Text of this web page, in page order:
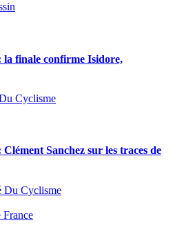
la finale confirme Isidore,
Cyclisme
Sanchez sur les traces de
Du Cyclisme
France